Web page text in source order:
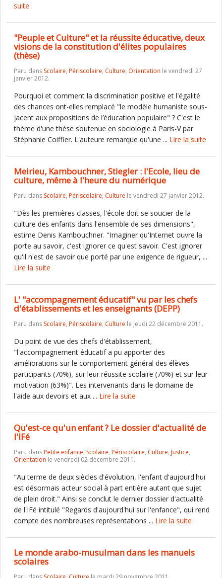
suite
"Peuple et Culture" et la réussite éducative, deux
visions de la constitution d'élites populaires
(thèse)
Paru dans Scolaire, Périscolaire, Culture, Orientation le vendredi 27
janvier 2012.
Pourquoi et comment la discrimination positive et l'égalité
des chances ont-elles remplacé "le modèle humaniste sous-
jacent aux propositions de l’éducation populaire" ? C'est le
thème d'une thèse soutenue en sociologie à Paris-V par
Stéphanie Coiffier. L'auteure remarque qu'une ... Lire la suite
Meirieu, Kambouchner, Stiegler : l'Ecole, lieu de
culture, même à l'heure du numérique
Paru dans Scolaire, Périscolaire, Culture le vendredi 27 janvier 2012.
"Dès les premières classes, l'école doit se soucier de la
culture des enfants dans l'ensemble de ses dimensions",
estime Denis Kambouchner. "Imaginer qu'Internet ouvre la
porte au savoir, c'est ignorer ce qu'est savoir. C'est ignorer
qu'il n'est de savoir que porté par une exigence de rigueur, ...
Lire la suite
L' "accompagnement éducatif" vu par les chefs
d'établissements et les enseignants (DEPP)
Paru dans Scolaire, Périscolaire, Culture le jeudi 22 décembre 2011.
Du point de vue des chefs d'établissement,
"l'accompagnement éducatif a pu apporter des
améliorations sur le comportement général des élèves
participants (70%), sur leur réussite scolaire (70%) et sur leur
motivation (63%)". Les intervenants dans le domaine de
l'aide aux devoirs et aux ... Lire la suite
Qu'est-ce qu'un enfant ? Le dossier d'actualité de
l'IFé
Paru dansPetite enfance, Scolaire, Périscolaire, Culture, Justice,
Orientation le vendredi 02 décembre 2011.
"Au terme de deux siècles d'évolution, l'enfant d'aujourd'hui
est désormais acteur social à part entière autant que sujet
de plein droit." Ainsi se conclut le dernier dossier d'actualité
de l'IFé intitulé "Regards d'aujourd'hui sur l'enfance", qui rend
compte des nombreuses représentations ... Lire la suite
Le monde arabo-musulman dans les manuels
scolaires